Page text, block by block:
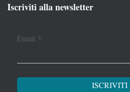
Iscriviti alla newsletter
Email *